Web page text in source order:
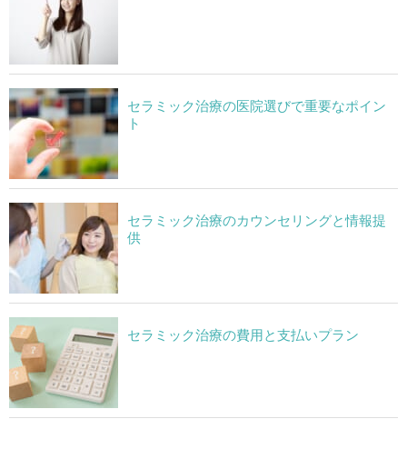
セラミック治療の医院選びで重要なポイン
ト
セラミック治療のカウンセリングと情報提
供
セラミック治療の費用と支払いプラン